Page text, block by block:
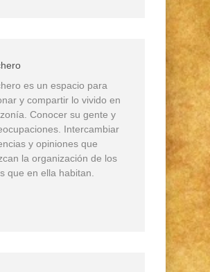
es un espacio para
y compartir lo vivido en
Conocer su gente y
Intercambiar
y opiniones que
la organización de los
que en ella habitan.